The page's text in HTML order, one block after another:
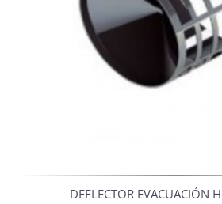
DEFLECTOR EVACUACIÓN